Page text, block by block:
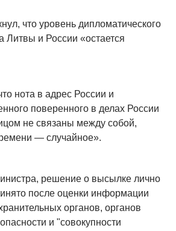
что уровень дипломатического
Литвы и России «остается
нота в адрес России и
поверенного в делах России
не связаны между собой,
— случайное».
решение о высылке лично
после оценки информации
органов, органов
и "совокупности